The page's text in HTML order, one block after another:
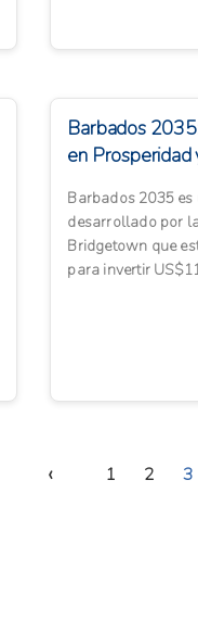
Barbados
en Prosperidad
Barbados 2035
desarrollado por
Bridgetown que
para invertir
‹ 1 2 3